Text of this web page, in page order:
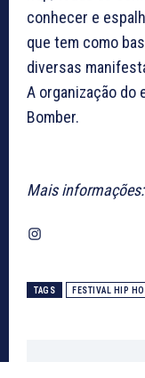
conhecer e
que tem como
diversas
A organização do
Bomber.
Mais
Instagram
TAGS FESTIVAL HIP